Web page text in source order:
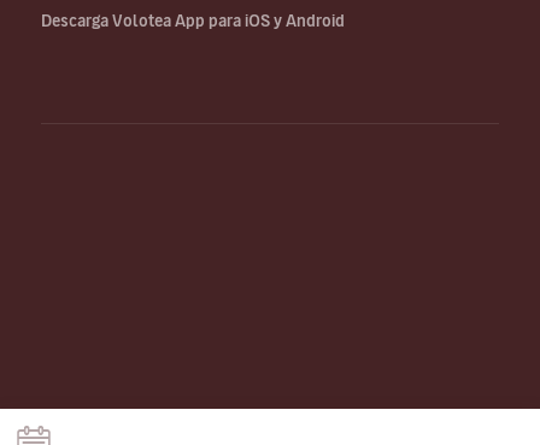
Descarga Volotea App para iOS y Android